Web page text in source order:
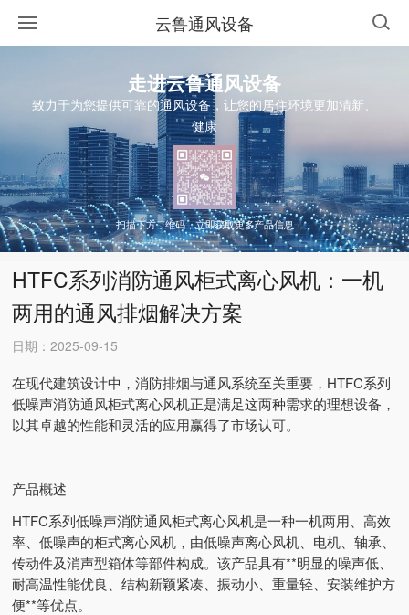
云鲁通风设备
走进云鲁通风设备
致力于为您提供可靠的通风设备，让您的居住环境更加清新、
健康
扫描下方二维码，立即获取更多产品信息
HTFC系列消防通风柜式离心风机：一机
两用的通风排烟解决方案
日期：2025-09-15
在现代建筑设计中，消防排烟与通风系统至关重要，HTFC系列
低噪声消防通风柜式离心风机正是满足这两种需求的理想设备，
以其卓越的性能和灵活的应用赢得了市场认可。
产品概述
HTFC系列低噪声消防通风柜式离心风机是一种一机两用、高效
率、低噪声的柜式离心风机，由低噪声离心风机、电机、轴承、
传动件及消声型箱体等部件构成。该产品具有**明显的噪声低、
耐高温性能优良、结构新颖紧凑、振动小、重量轻、安装维护方
便**等优点。